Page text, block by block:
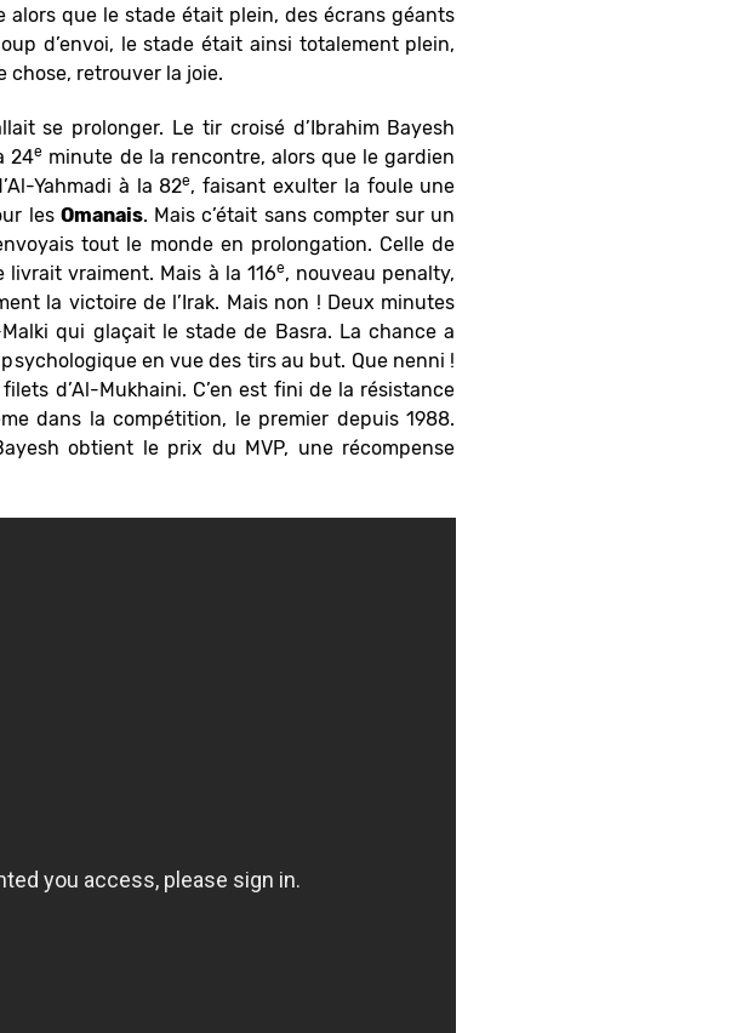
que le stade était plein, des écrans géants
d’envoi, le stade était ainsi totalement plein,
chose, retrouver la joie.
se prolonger. Le tir croisé d’Ibrahim Bayesh
24e minute de la rencontre, alors que le gardien
Yahmadi à la 82e, faisant exulter la foule une
les Omanais. Mais c’était sans compter sur un
tout le monde en prolongation. Celle de
vraiment. Mais à la 116e, nouveau penalty,
la victoire de l’Irak. Mais non ! Deux minutes
qui glaçait le stade de Basra. La chance a
en vue des tirs au but. Que nenni !
d’Al-Mukhaini. C’en est fini de la résistance
dans la compétition, le premier depuis 1988.
obtient le prix du MVP, une récompense